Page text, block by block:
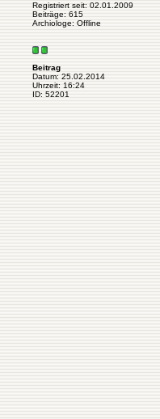
Registriert seit: 02.01.2009
Beiträge: 615
Archiologe: Offline
Beitrag
Datum: 25.02.2014
Uhrzeit: 16:24
ID: 52201